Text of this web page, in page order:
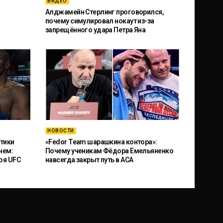
Алджамейн Стерлинг проговорился,
почему симулировал нокаут из-за
запрещённого удара Петра Яна
UFC
НОВОСТИ
«Fedor Team шарашкина контора»:
Почему ученикам Фёдора Емельяненко
навсегда закрыт путь в ACA